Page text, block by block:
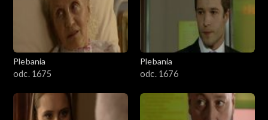
Plebania
odc. 1675
Plebania
odc. 1676